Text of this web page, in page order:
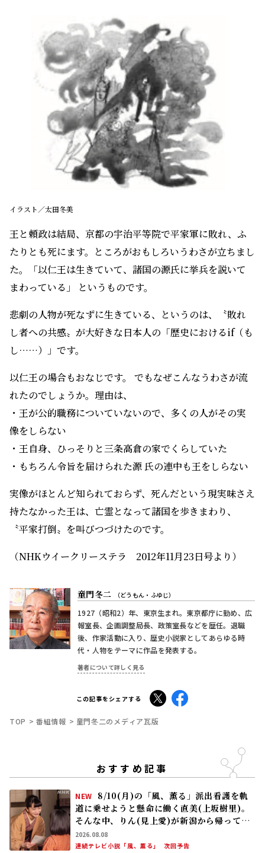
イラスト／太田冬美
王と頼政は結局、京都の宇治平等院で平家軍に敗れ、ふ
たりとも死にます。ところがおもしろいうわさが立ちまし
た。「以仁王は生きていて、諸国の源氏に挙兵を説いて
まわっている」 というものです。
悲劇の人物が死なずに生きている、というのは、〝敗れ
し者への共感〟が大好きな日本人の「歴史におけるif（も
し……）」です。
以仁王の場合もおなじです。 でもなぜこんなうわさが流
れたのでしょうか。理由は、
・王が公的職務についていないので、多くの人がその実
像をしらない
・王自身、ひっそりと三条高倉の家でくらしていた
・もちろん令旨を届けられた源 氏の連中も王をしらない
実像がほとんど知られておらず、死んだという現実味さえ
持たなかった王は、亡霊となって諸国を歩きまわり、
〝平家打倒〟を叫びつづけたのです。
（NHKウイークリーステラ 2012年11月23日号より）
童門冬二 （どうもん・ふゆじ）
1927（昭和2）年、東京生まれ。東京都庁に勤め、広
報室長、企画調整局長、政策室長などを歴任。退職
後、作家活動に入り、歴史小説家としてあらゆる時
代・人物をテーマに作品を発表する。
著者について詳しく見る
この記事をシェアする X Facebook
TOP 番組情報 童門冬二のメディア瓦版
おすすめ記事
NEW
8/10(月)の「風、薫る」派出看護を軌
道に乗せようと懸命に働く直美(上坂樹里)。
そんな中、りん(見上愛)が新潟から帰ってく
る
2026.08.08
連続テレビ小説「風、薫る」
次回予告